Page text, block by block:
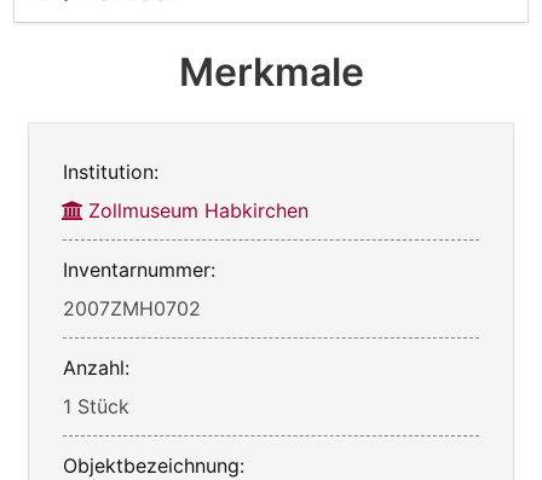
Merkmale
Institution:
Zollmuseum Habkirchen
Inventarnummer:
2007ZMH0702
Anzahl:
1 Stück
Objektbezeichnung: